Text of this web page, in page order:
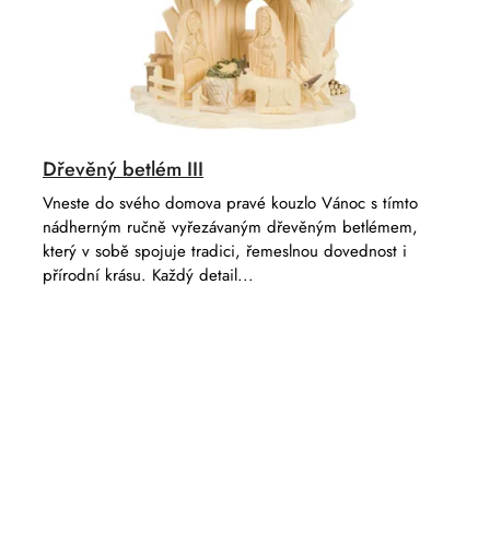
Dřevěný betlém III
Vneste do svého domova pravé kouzlo Vánoc s tímto
nádherným ručně vyřezávaným dřevěným betlémem,
který v sobě spojuje tradici, řemeslnou dovednost i
přírodní krásu. Každý detail...